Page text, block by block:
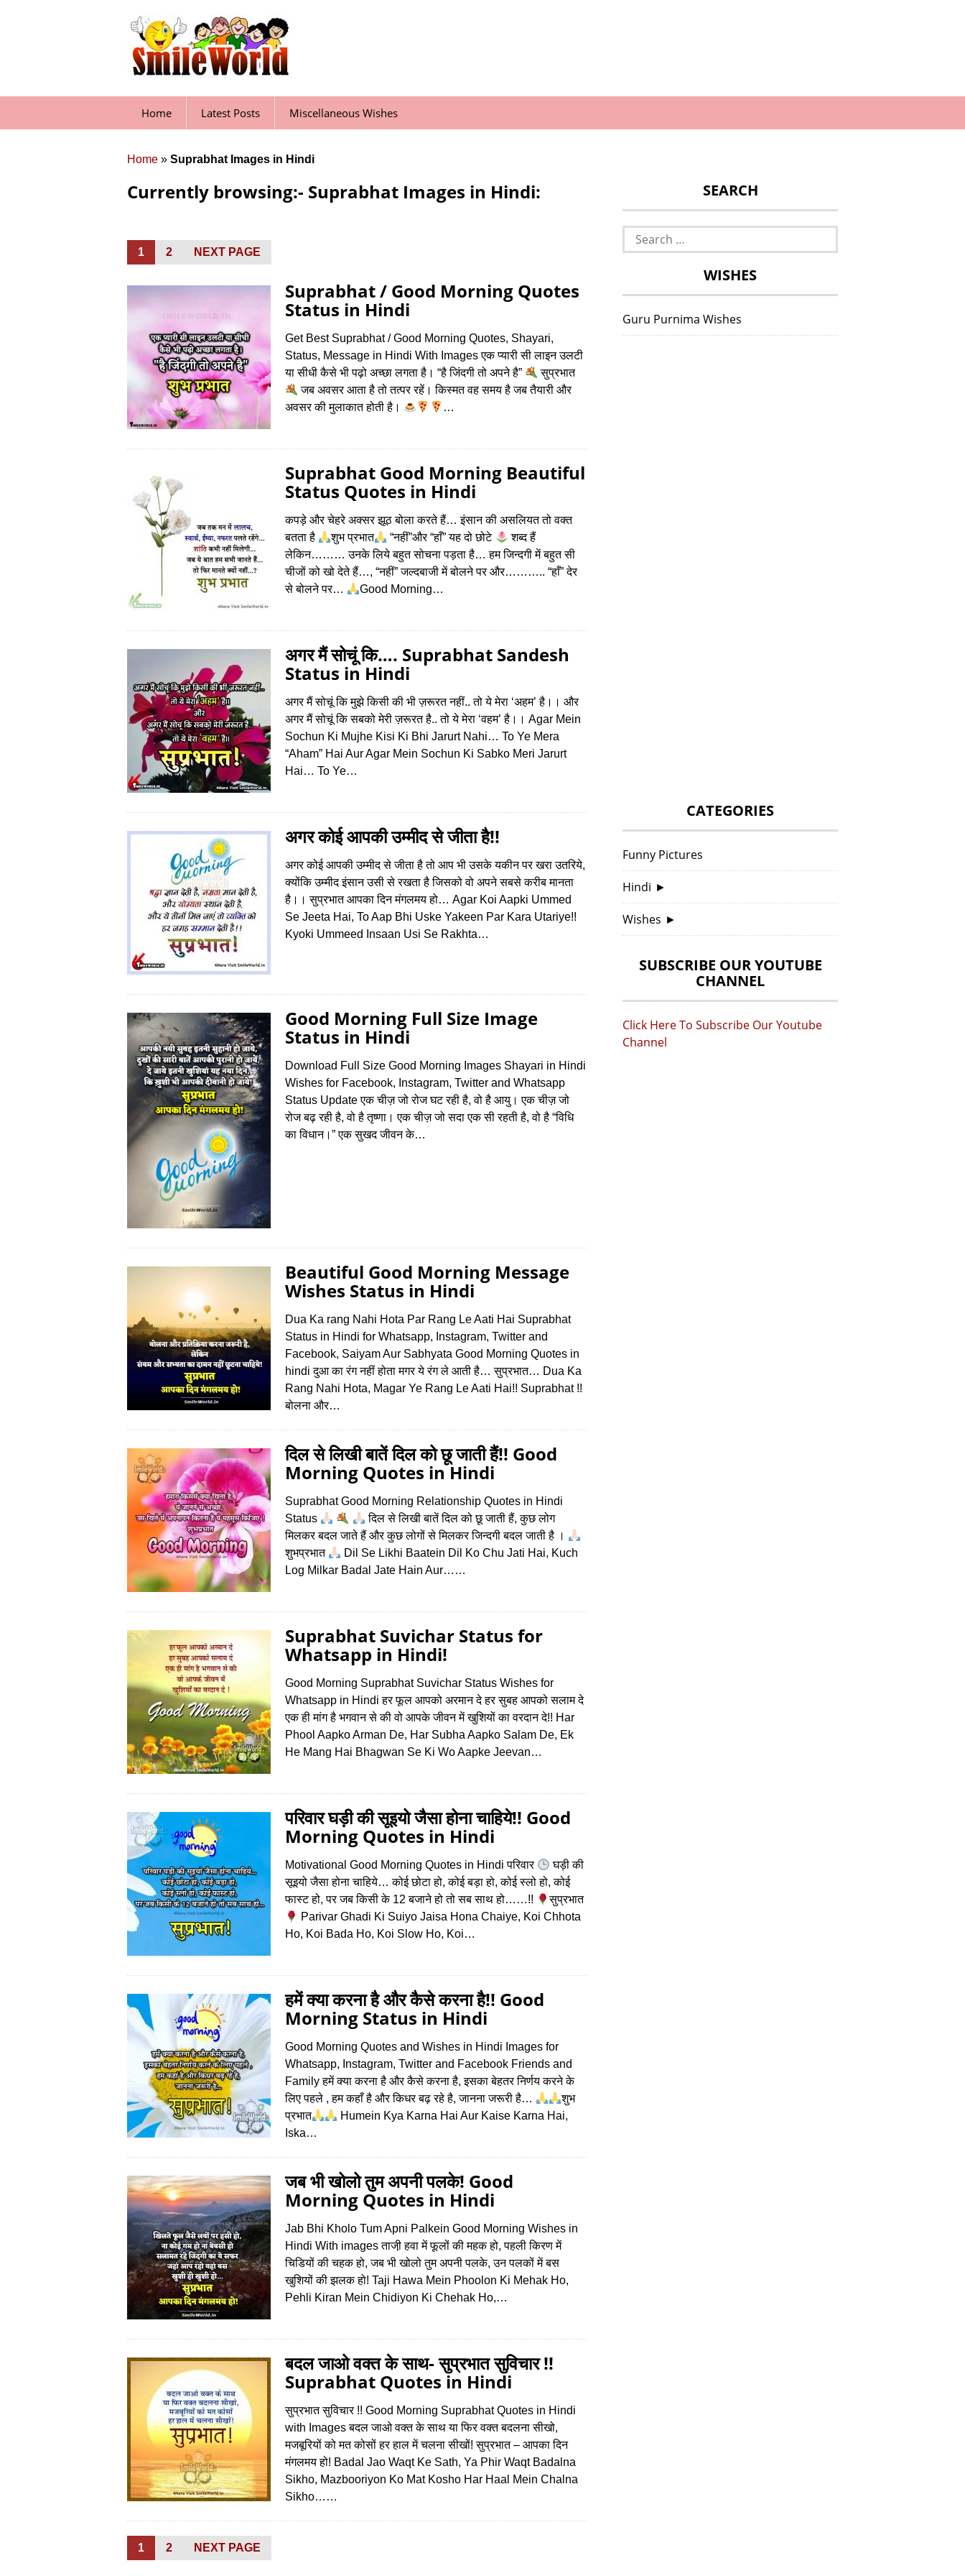
Home Latest Posts Miscellaneous Wishes
Home » Suprabhat Images in Hindi
Currently browsing:- Suprabhat Images in Hindi:
Posts
pagination
PAGE
1 PAGE
2 NEXT PAGE
Suprabhat / Good Morning Quotes
Status in Hindi
Get Best Suprabhat / Good Morning Quotes, Shayari,
Status, Message in Hindi With Images एक प्यारी सी लाइन उलटी
या सीधी कैसे भी पढ़ो अच्छा लगता है। “है जिंदगी तो अपने है”
सुप्रभात
जब अवसर आता है तो तत्पर रहें। किस्मत वह समय है जब तैयारी और
अवसर की मुलाकात होती है।
…
Suprabhat Good Morning Beautiful
Status Quotes in Hindi
कपड़े और चेहरे अक्‍सर झूठ बोला करते हैं… इंसान की असलियत तो वक्त
बतता है
शुभ प्रभात “नहीं”और “हाँ” यह दो छोटे
शब्द हैं
लेकिन……… उनके लिये बहुत सोचना पड़ता है… हम जिन्दगी में बहुत सी
चीजों को खो देते हैं…, “नहीं” जल्दबाजी में बोलने पर और……….. “हाँ” देर
से बोलने पर…
Good Morning…
अगर मैं सोचूं कि…. Suprabhat Sandesh
Status in Hindi
अगर मैं सोचूं कि मुझे किसी की भी ज़रूरत नहीं.. तो ये मेरा ‘अहम’ है।। और
अगर मैं सोचूं कि सबको मेरी ज़रूरत है.. तो ये मेरा ‘वहम’ है।। Agar Mein
Sochun Ki Mujhe Kisi Ki Bhi Jarurt Nahi… To Ye Mera
“Aham” Hai Aur Agar Mein Sochun Ki Sabko Meri Jarurt
Hai… To Ye…
अगर कोई आपकी उम्‍मीद से जीता है!!
अगर कोई आपकी उम्‍मीद से जीता है तो आप भी उसके यकीन पर खरा उतरिये,
क्‍योंकि उम्‍मीद इंसान उसी से रखता है जिसको वो अपने सबसे करीब मानता
है।। सुप्रभात आपका दिन मंगलमय हो… Agar Koi Aapki Ummed
Se Jeeta Hai, To Aap Bhi Uske Yakeen Par Kara Utariye!!
Kyoki Ummeed Insaan Usi Se Rakhta…
Good Morning Full Size Image
Status in Hindi
Download Full Size Good Morning Images Shayari in Hindi
Wishes for Facebook, Instagram, Twitter and Whatsapp
Status Update एक चीज़ जो रोज घट रही है, वो है आयु। एक चीज़ जो
रोज बढ़ रही है, वो है तृष्णा। एक चीज़ जो सदा एक सी रहती है, वो है “विधि
का विधान।” एक सुखद जीवन के…
Beautiful Good Morning Message
Wishes Status in Hindi
Dua Ka rang Nahi Hota Par Rang Le Aati Hai Suprabhat
Status in Hindi for Whatsapp, Instagram, Twitter and
Facebook, Saiyam Aur Sabhyata Good Morning Quotes in
hindi दुआ का रंग नहीं होता मगर ये रंग ले आती है… सुप्रभात… Dua Ka
Rang Nahi Hota, Magar Ye Rang Le Aati Hai!! Suprabhat !!
बोलना और…
दिल से लिखी बातें दिल को छू जाती हैं!! Good
Morning Quotes in Hindi
Suprabhat Good Morning Relationship Quotes in Hindi
Status
दिल से लिखी बातें दिल को छू जाती हैं, कुछ लोग
मिलकर बदल जाते हैं और कुछ लोगों से मिलकर जिन्दगी बदल जाती है ।
शुभप्रभात
Dil Se Likhi Baatein Dil Ko Chu Jati Hai, Kuch
Log Milkar Badal Jate Hain Aur……
Suprabhat Suvichar Status for
Whatsapp in Hindi!
Good Morning Suprabhat Suvichar Status Wishes for
Whatsapp in Hindi हर फूल आपको अरमान दे हर सुबह आपको सलाम दे
एक ही मांग है भगवान से की वो आपके जीवन में खुशियों का वरदान दे!! Har
Phool Aapko Arman De, Har Subha Aapko Salam De, Ek
He Mang Hai Bhagwan Se Ki Wo Aapke Jeevan…
परिवार घड़ी की सूइयो जैसा होना चाहिये!! Good
Morning Quotes in Hindi
Motivational Good Morning Quotes in Hindi परिवार
घड़ी की
सूइयो जैसा होना चाहिये… कोई छोटा हो, कोई बड़ा हो, कोई स्लो हो, कोई
फास्ट हो, पर जब किसी के 12 बजाने हो तो सब साथ हो……!!
सुप्रभात
Parivar Ghadi Ki Suiyo Jaisa Hona Chaiye, Koi Chhota
Ho, Koi Bada Ho, Koi Slow Ho, Koi…
हमें क्या करना है और कैसे करना है!! Good
Morning Status in Hindi
Good Morning Quotes and Wishes in Hindi Images for
Whatsapp, Instagram, Twitter and Facebook Friends and
Family हमें क्या करना है और कैसे करना है, इसका बेहतर निर्णय करने के
लिए पहले , हम कहाँ है और किधर बढ़ रहे है, जानना जरूरी है…
शुभ
प्रभात
Humein Kya Karna Hai Aur Kaise Karna Hai,
Iska…
जब भी खोलो तुम अपनी पलके! Good
Morning Quotes in Hindi
Jab Bhi Kholo Tum Apni Palkein Good Morning Wishes in
Hindi With images ताजी़ हवा में फूलों की महक हो, पहली किरण में
चिडियों की चहक हो, जब भी खोलो तुम अपनी पलके, उन पलकों में बस
खुशियों की झलक हो! Taji Hawa Mein Phoolon Ki Mehak Ho,
Pehli Kiran Mein Chidiyon Ki Chehak Ho,…
बदल जाओ वक्त के साथ- सुप्रभात सुविचार !!
Suprabhat Quotes in Hindi
सुप्रभात सुविचार !! Good Morning Suprabhat Quotes in Hindi
with Images बदल जाओ वक्त के साथ या फिर वक्त बदलना सीखो,
मजबूरियों को मत कोसों हर हाल में चलना सीखों! सुप्रभात – आपका दिन
मंगलमय हो! Badal Jao Waqt Ke Sath, Ya Phir Waqt Badalna
Sikho, Mazbooriyon Ko Mat Kosho Har Haal Mein Chalna
Sikho……
Posts
pagination
PAGE
1 PAGE
2 NEXT PAGE
SEARCH
Search
for:
WISHES
Guru Purnima Wishes
CATEGORIES
Funny Pictures
Hindi ►
Wishes ►
SUBSCRIBE OUR YOUTUBE
CHANNEL
Click Here To Subscribe Our Youtube
Channel